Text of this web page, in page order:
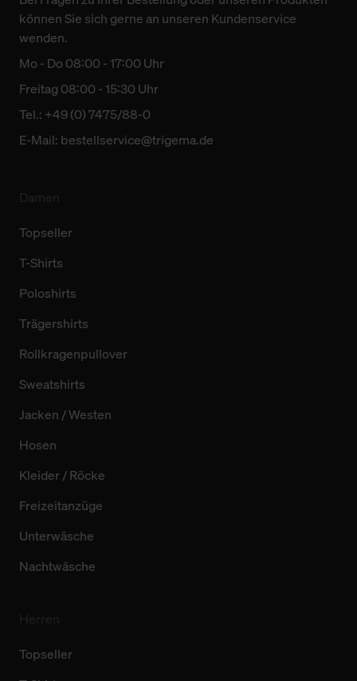
allgemeine Informationen über Cookies einsehen. Über
den Menüpunkt „Datenschutzeinstellungen“ können Sie
Einwilligung ist grundsätzlich freiwillig, für die Nutzung
der Webseite nicht erforderlich und kann jederzeit mit
Wirkung für die Zukunft widerrufen. Der Widerruf der
bisherigen Einstellungen und die damit verbundene
Weitere Informationen über Cookies und Web-
finden Sie in unserer Datenschutzerklärung.
können Sie sich gerne an unseren Kundenservice
wenden.
Mo - Do 08:00 - 17:00 Uhr
Freitag 08:00 - 15:30 Uhr
Tel.: +49 (0) 7475/88-0
E-Mail: bestellservice@trigema.de
Topseller
T-Shirts
Poloshirts
Trägershirts
Rollkragenpullover
Sweatshirts
Jacken / Westen
Hosen
Kleider / Röcke
Freizeitanzüge
Unterwäsche
Nachtwäsche
Topseller